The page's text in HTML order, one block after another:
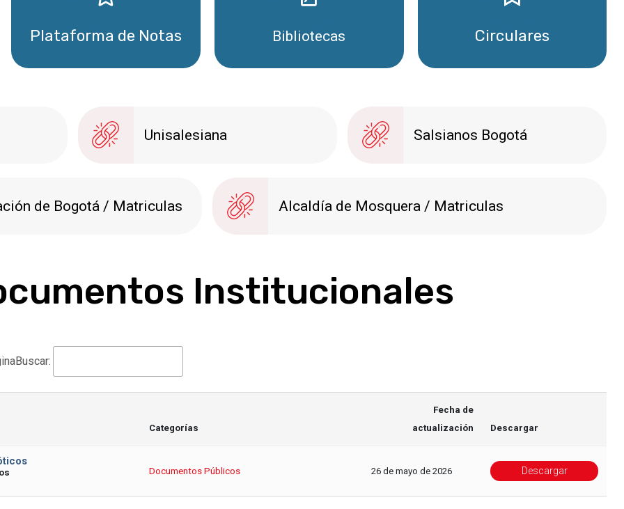
Plataforma de Notas Bibliotecas Circulares
Unisalesiana Salsianos Bogotá
de Bogotá / Matriculas Alcaldía de Mosquera / Matriculas
Institucionales
Buscar:
Categorías
Fecha de
actualización
Descargar
Documentos Públicos 26 de mayo de 2026 Descargar